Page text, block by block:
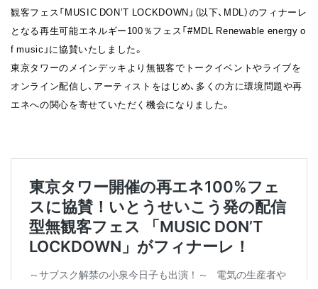
観客フェス「MUSIC DON’T LOCKDOWN」（以下、MDL）のフィナーレ
となる再生可能エネルギー100％フェス「#MDL Renewable energy o
f music」に協賛いたしました。
東京タワーのメインデッキより無観客でトークイベントやライブを
オンライン配信し、アーティストをはじめ、多くの方に環境問題や再
エネへの関心を寄せていただく機会になりました。